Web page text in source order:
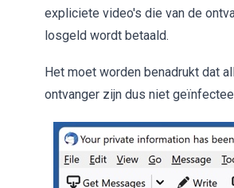
expliciete video's die van de
losgeld wordt betaald.
Het moet worden benadrukt dat
ontvanger zijn dus niet